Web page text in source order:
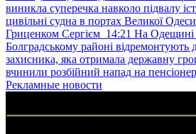
виникла суперечка навколо підвалу
цивільні судна в портах Великої
Гриценком Сергієм 14:21 На Одещині
Болградському районі
захисника, яка отримала державну
вчинили розбійний напад на
Рекламные новости